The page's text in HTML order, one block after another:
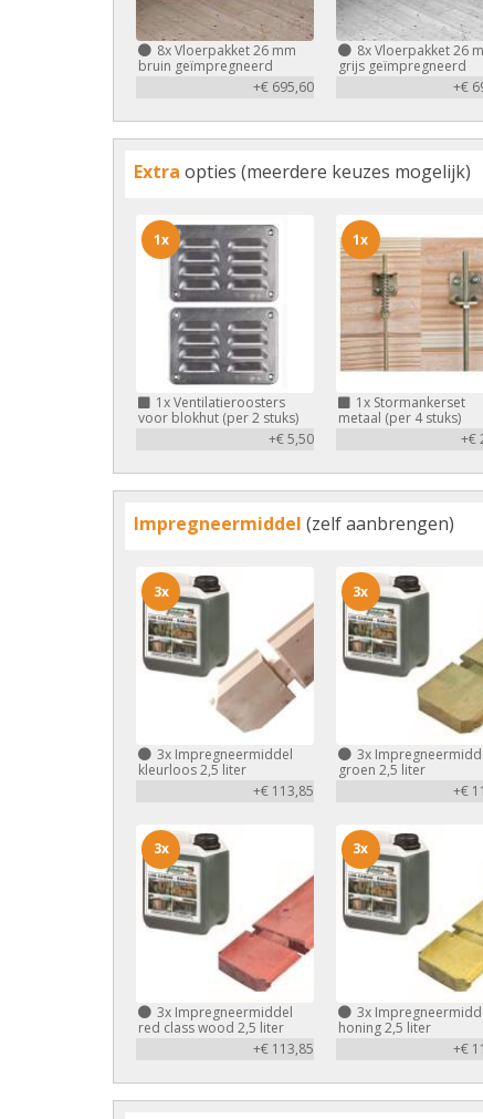
8xVloerpakket 26 mm
bruin geïmpregneerd
+€ 695,60
8xVloerpakket 26
grijs geïmpregneerd
+€
Extra opties (meerdere keuzes mogelijk)
1xVentilatieroosters
voor blokhut (per 2 stuks)
+€ 5,50
1x
1xStormankerset
metaal (per 4 stuks)
+€
1x
Impregneermiddel (zelf aanbrengen)
3x Impregneermiddel
kleurloos 2,5 liter
+€ 113,85
3x
3x
groen 2,5 liter
+€
3x
3x Impregneermiddel
red class wood 2,5 liter
+€ 113,85
3x
3x
honing 2,5 liter
+€
3x